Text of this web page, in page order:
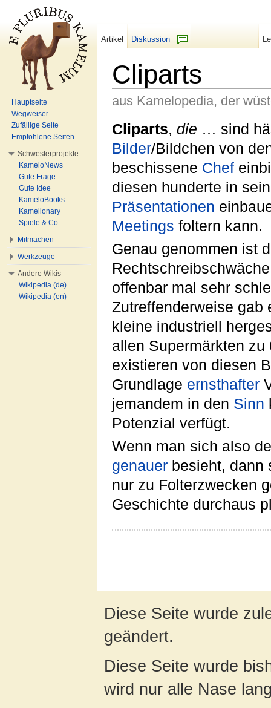
Cliparts
aus Kamelopedia, der
Cliparts, die … sind
Bilder/Bildchen von
beschissene Chef
diesen hunderte in
Präsentationen
Meetings foltern kann.
Genau genommen ist
offenbar mal sehr
Zutreffenderweise gab
kleine industriell
allen Supermärkten
existieren von diesen
Grundlage ernsthafter
jemandem in den Sinn
Potenzial verfügt.
Wenn man sich also
genauer besieht, dann
nur zu Folterzwecken
Geschichte durchaus
Artikel
Diskussion
Hauptseite
Wegweiser
Zufällige Seite
Empfohlene Seiten
Schwesterprojekte
KameloNews
Gute Frage
Gute Idee
KameloBooks
Kamelionary
Spiele & Co.
Mitmachen
Werkzeuge
Andere Wikis
Wikipedia (de)
Wikipedia (en)
Diese Seite wurde
geändert.
Diese Seite wurde
wird nur alle Nase